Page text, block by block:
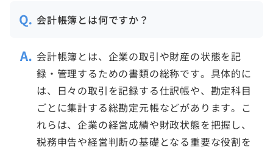
会計帳簿とは何ですか？
会計帳簿とは、企業の取引や財産の状態を記
録・管理するための書類の総称です。具体的に
は、日々の取引を記録する仕訳帳や、勘定科目
ごとに集計する総勘定元帳などがあります。こ
れらは、企業の経営成績や財政状態を把握し、
税務申告や経営判断の基礎となる重要な役割を